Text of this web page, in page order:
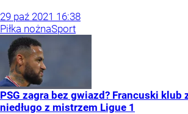
29 paź 2021 16:38
Piłka nożnaSport
PSG zagra bez gwiazd? Francuski klub
niedługo z mistrzem Ligue 1